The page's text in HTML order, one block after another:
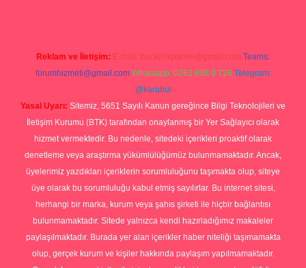
Reklam ve İletişim: E-mail: backlinkpaneli@gmail.com Teams:
forumhizmeti@gmail.com Whatsapp: 0262 606 0 726 Telegram:
@karabul
Yasal Uyarı: Sitemiz, 5651 Sayılı Kanun gereğince Bilgi Teknolojileri ve
İletişim Kurumu (BTK) tarafından onaylanmış bir Yer Sağlayıcı olarak
hizmet vermektedir. Bu nedenle, sitedeki içerikleri proaktif olarak
denetleme veya araştırma yükümlülüğümüz bulunmamaktadır. Ancak,
üyelerimiz yazdıkları içeriklerin sorumluluğunu taşımakta olup, siteye
üye olarak bu sorumluluğu kabul etmiş sayılırlar. Bu internet sitesi,
herhangi bir marka, kurum veya şahıs şirketi ile hiçbir bağlantısı
bulunmamaktadır. Sitede yalnızca kendi hazırladığımız makaleler
paylaşılmaktadır. Burada yer alan içerikler haber niteliği taşımamakta
olup, gerçek kurum ve kişiler hakkında paylaşım yapılmamaktadır.